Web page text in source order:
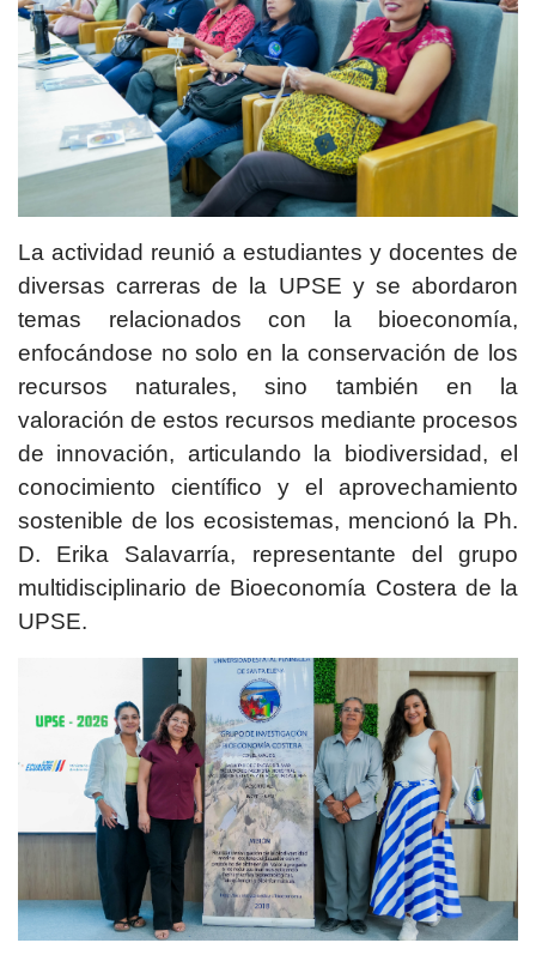
La actividad reunió a estudiantes y docentes de
diversas carreras de la UPSE y se abordaron
temas relacionados con la bioeconomía,
enfocándose no solo en la conservación de los
recursos naturales, sino también en la
valoración de estos recursos mediante procesos
de innovación, articulando la biodiversidad, el
conocimiento científico y el aprovechamiento
sostenible de los ecosistemas, mencionó la Ph.
D. Erika Salavarría, representante del grupo
multidisciplinario de Bioeconomía Costera de la
UPSE.